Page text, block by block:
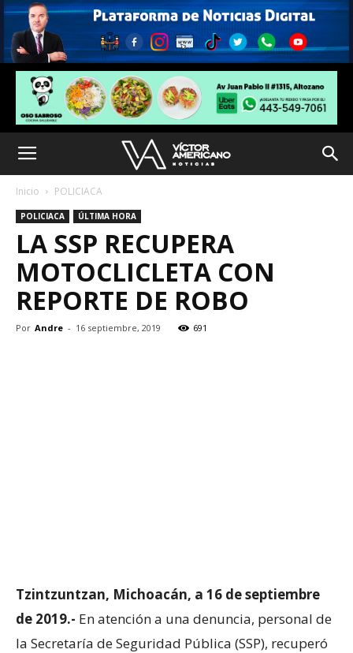
Inicio POLICIACA
POLICIACA ÚLTIMA HORA
LA SSP RECUPERA
MOTOCLICLETA CON
REPORTE DE ROBO
Por Andre - 16 septiembre, 2019 691
Tzintzuntzan, Michoacán, a 16 de septiembre
de 2019.- En atención a una denuncia, personal de
la Secretaría de Seguridad Pública (SSP), recuperó